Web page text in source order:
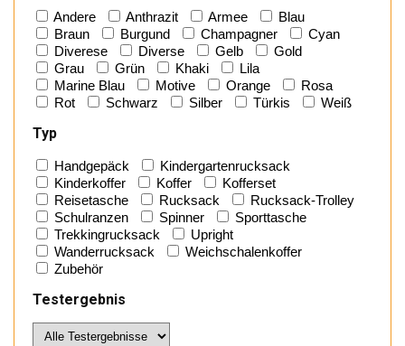
Andere Anthrazit Armee
Blau
Braun
Burgund Champagner
Cyan
Diverese
Diverse Gelb
Gold
Grau
Grün Khaki
Lila
Marine Blau
Motive Orange
Rosa
Rot
Schwarz Silber Türkis Weiß
Typ
Handgepäck
Kindergartenrucksack
Kinderkoffer
Koffer
Kofferset
Reisetasche
Rucksack
Rucksack-Trolley
Schulranzen
Spinner
Sporttasche
Trekkingrucksack
Upright
Wanderrucksack
Weichschalenkoffer
Zubehör
Testergebnis